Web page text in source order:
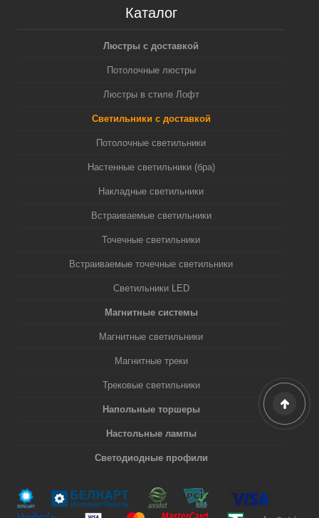
Каталог
Люстры с доставкой
Потолочные люстры
Люстры в стиле Лофт
Светильники с доставкой
Потолочные светильники
Настенные светильники (бра)
Накладные светильники
Встраиваемые светильники
Точечные светильники
Встраиваемые точечные светильники
Светильники LED
Магнитные системы
Магнитные светильники
Магнитные треки
Трековые светильники
Напольные торшеры
Настольные лампы
Светодиодные профили